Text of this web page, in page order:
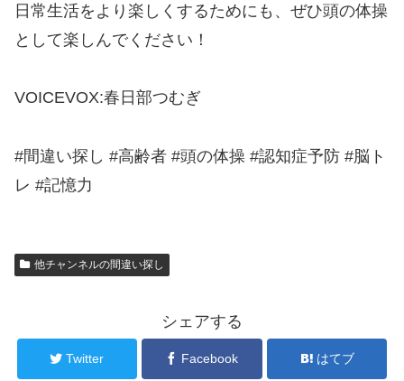
日常生活をより楽しくするためにも、ぜひ頭の体操
として楽しんでください！
VOICEVOX:春日部つむぎ
#間違い探し #高齢者 #頭の体操 #認知症予防 #脳ト
レ #記憶力
他チャンネルの間違い探し
シェアする
Twitter Facebook はてブ